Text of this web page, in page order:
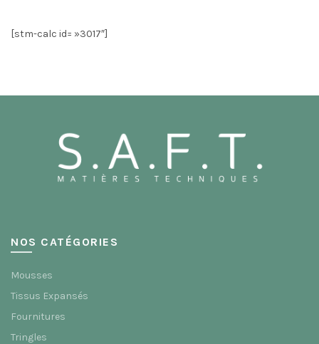
[stm-calc id= »3017″]
NOS CATÉGORIES
Mousses
Tissus Expansés
Fournitures
Tringles